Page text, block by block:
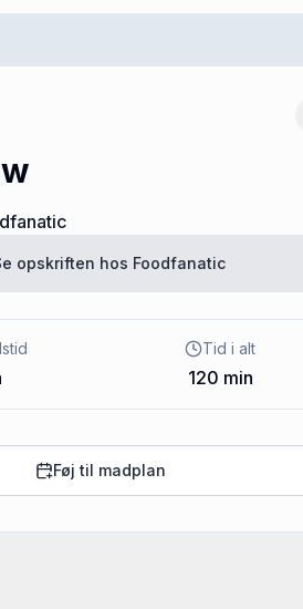
opskriften hos Foodfanatic
Tid i alt
120 min
Føj til madplan